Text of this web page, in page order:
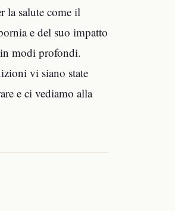
la salute come il
e del suo impatto
in modi profondi.
vi siano state
e ci vediamo alla